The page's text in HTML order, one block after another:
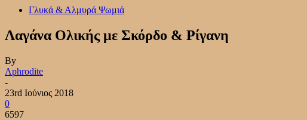
Γλυκά & Αλμυρά Ψωμιά
Λαγάνα Ολικής με Σκόρδο & Ρίγανη
By
Aphrodite
-
23rd Ιούνιος 2018
0
6597